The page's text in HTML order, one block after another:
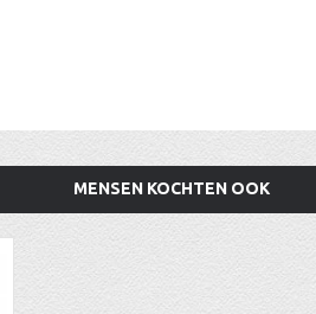
MENSEN KOCHTEN OOK